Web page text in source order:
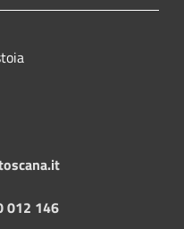
012 146